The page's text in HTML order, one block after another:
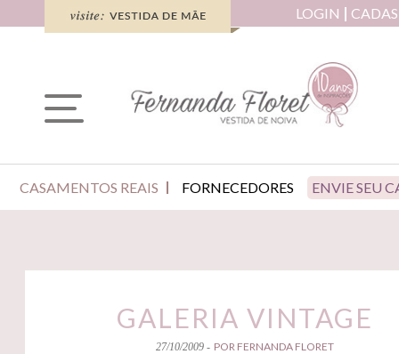
LOGIN
CASAMENTOS REAIS FORNECEDORES ENVIE SEU
GALERIA VINTAGE
27/10/2009 - POR FERNANDA FLORET